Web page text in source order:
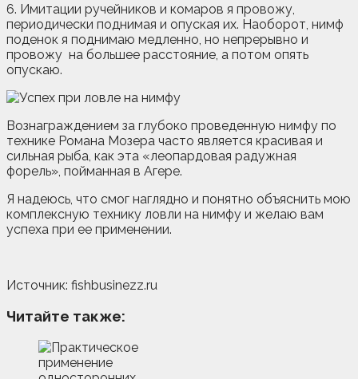
6. Имитации ручейников и комаров я провожу,
периодически поднимая и опуская их. Наоборот, нимф
поденок я поднимаю медленно, но непрерывно и
провожу на большее расстояние, а потом опять
опускаю.
Вознаграждением за глубоко проведенную нимфу по
технике Романа Мозера часто является красивая и
сильная рыба, как эта «леопардовая радужная
форель», пойманная в Агере.
Я надеюсь, что смог наглядно и понятно объяснить мою
комплексную технику ловли на нимфу и желаю вам
успеха при ее применении.
Источник: fishbusinezz.ru
Читайте также: